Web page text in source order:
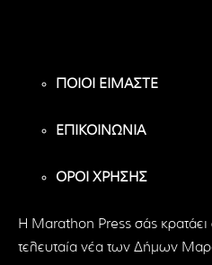
ΠΟΙΟΙ ΕΙΜΑΣΤΕ
ΕΠΙΚΟΙΝΩΝΙΑ
ΟΡΟΙ ΧΡΗΣΗΣ
H Marathon Press σάς
τελευταία νέα των Δήμων